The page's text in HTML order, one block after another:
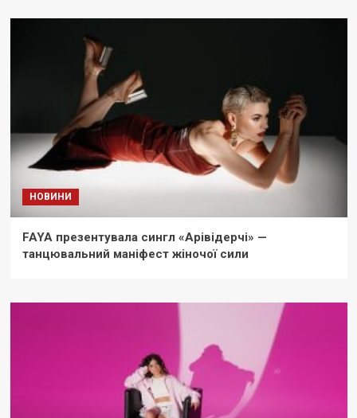
НОВИНИ
FAYA презентувала сингл «Арівідерчі» —
танцювальний маніфест жіночої сили